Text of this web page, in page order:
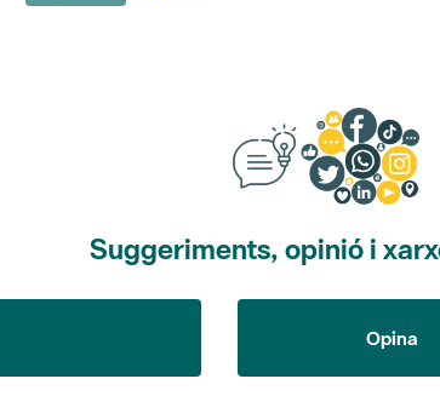
Suggeriments, opinió i
Opina